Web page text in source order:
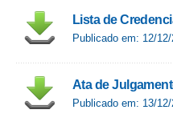
Lista de
Publicado em: 12/
Ata de
Publicado em: 13/